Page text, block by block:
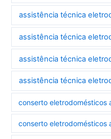
assistência técnica
assistência técnica
assistência técnica
assistência técnica
conserto eletrodomésticos
conserto eletrodomésticos